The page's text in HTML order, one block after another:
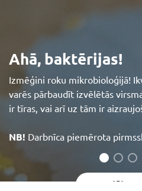
Ahā, baktērijas!
Izmēģini roku mikrobioloģijā!
varēs pārbaudīt izvēlētās
ir tīras, vai arī uz tām ir
NB! Darbnīca piemērota
Aplūkot